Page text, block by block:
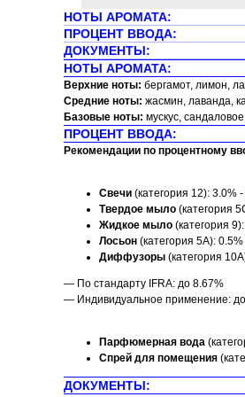
НОТЫ АРОМАТА:
ПРОЦЕНТ ВВОДА:
ДОКУМЕНТЫ:
НОТЫ АРОМАТА:
Верхние ноты: бергамот, лимон,
Средние ноты: жасмин, лаванда,
Базовые ноты: мускус,
ПРОЦЕНТ ВВОДА:
Рекомендации по процентному
Свечи (категория 12): 3.0%
Твердое мыло (категория
Жидкое мыло (категория
Лосьон (категория 5A):
Диффузоры (категория
— По стандарту IFRA: до 8.67%
— Индивидуальное применение:
Парфюмерная вода
Спрей для помещения
ДОКУМЕНТЫ: